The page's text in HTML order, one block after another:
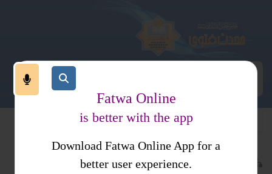
پوچھے گئے سوال کتب فتاوی محدث کمیٹی کے فتاوی
Fatwa Online
is better with the app
Download Fatwa Online App for a
better user experience.